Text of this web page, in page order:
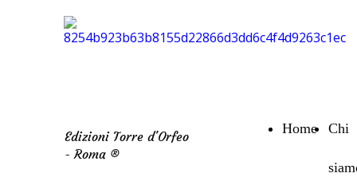
Home Chi
Edizioni Torre d'Orfeo
- Roma ®